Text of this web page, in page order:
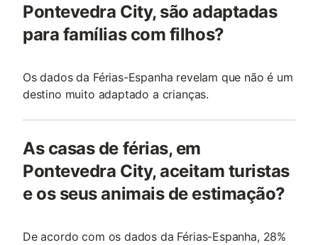
Pontevedra City, são adaptadas
para famílias com filhos?
Os dados da Férias-Espanha revelam que não é um
destino muito adaptado a crianças.
As casas de férias, em
Pontevedra City, aceitam turistas
e os seus animais de estimação?
De acordo com os dados da Férias-Espanha, 28%